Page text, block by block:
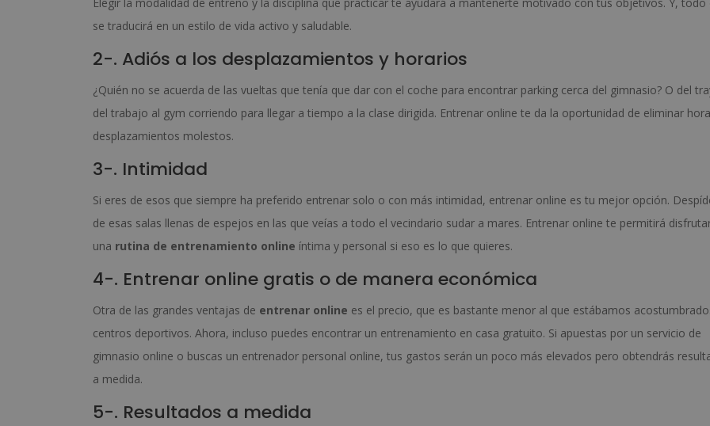
Elegir la modalidad de entreno y la disciplina que practicar te ayudará a mantenerte motivado con tus objetivos. Y, todo
se traducirá en un estilo de vida activo y saludable.
2-. Adiós a los desplazamientos y horarios
¿Quién no se acuerda de las vueltas que tenía que dar con el coche para encontrar parking cerca del gimnasio? O del
del trabajo al gym corriendo para llegar a tiempo a la clase dirigida. Entrenar online te da la oportunidad de eliminar
desplazamientos molestos.
3-. Intimidad
Si eres de esos que siempre ha preferido entrenar solo o con más intimidad, entrenar online es tu mejor opción.
de esas salas llenas de espejos en las que veías a todo el vecindario sudar a mares. Entrenar online te permitirá
una rutina de entrenamiento online íntima y personal si eso es lo que quieres.
4-. Entrenar online gratis o de manera económica
Otra de las grandes ventajas de entrenar online es el precio, que es bastante menor al que estábamos
centros deportivos. Ahora, incluso puedes encontrar un entrenamiento en casa gratuito. Si apuestas por un servicio de
gimnasio online o buscas un entrenador personal online, tus gastos serán un poco más elevados pero obtendrás
a medida.
5-. Resultados a medida